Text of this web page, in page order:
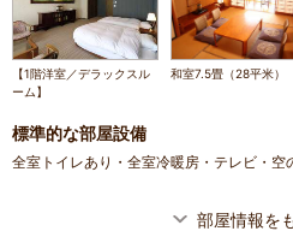
【1階洋室／デラックスル
ーム】
和室7.5畳（28平米）
標準的な部屋設備
全室トイレあり・全室冷暖房・テレビ・空
部屋情報を